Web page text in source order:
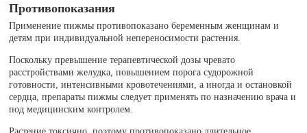
Противопоказания
Применение пижмы противопоказано беременным женщинам и
детям при индивидуальной непереносимости растения.
Поскольку превышение терапевтической дозы чревато
расстройствами желудка, повышением порога судорожной
готовности, интенсивными кровотечениями, а иногда и остановкой
сердца, препараты пижмы следует применять по назначению врача и
под медицинским контролем.